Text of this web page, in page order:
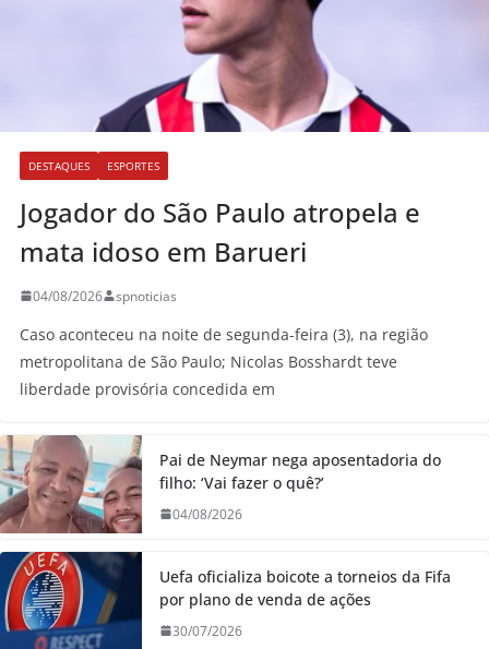
DESTAQUES ESPORTES
Jogador do São Paulo atropela e
mata idoso em Barueri
04/08/2026 spnoticias
Caso aconteceu na noite de segunda-feira (3), na região
metropolitana de São Paulo; Nicolas Bosshardt teve
liberdade provisória concedida em
Pai de Neymar nega aposentadoria do
filho: ‘Vai fazer o quê?’
04/08/2026
Uefa oficializa boicote a torneios da Fifa
por plano de venda de ações
30/07/2026